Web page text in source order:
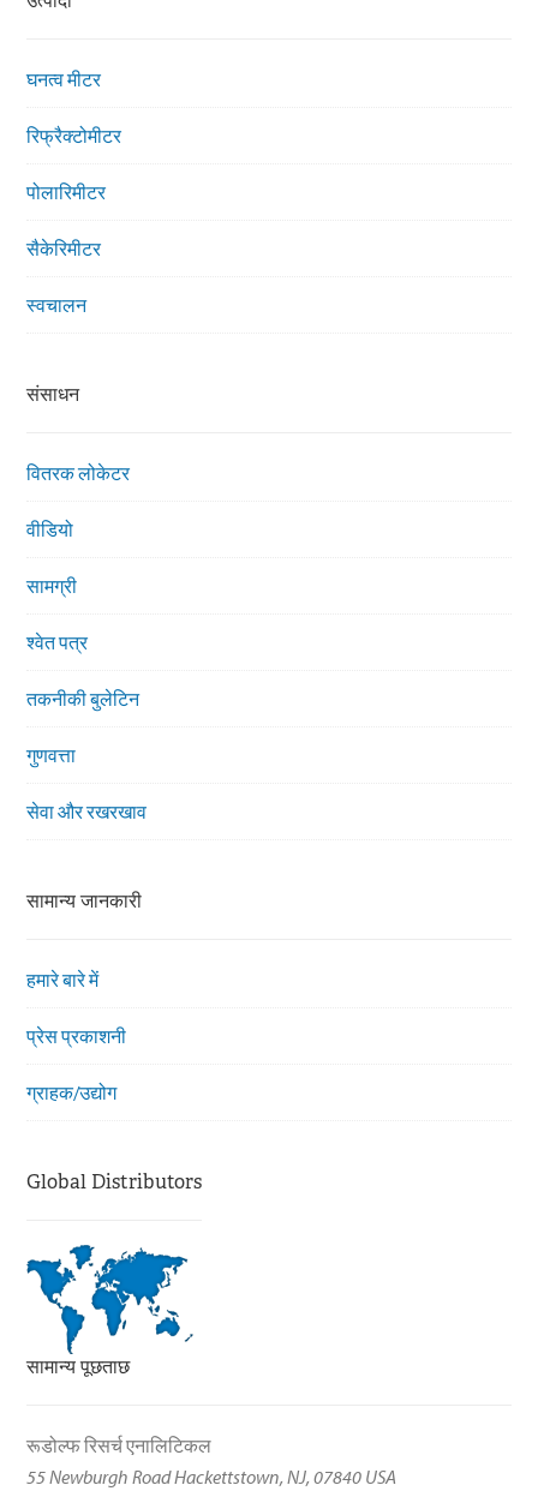
घनत्व मीटर
रिफ्रैक्टोमीटर
पोलारिमीटर
सैकेरिमीटर
स्वचालन
संसाधन
वितरक लोकेटर
वीडियो
सामग्री
श्वेत पत्र
तकनीकी बुलेटिन
गुणवत्ता
सेवा और रखरखाव
सामान्य जानकारी
हमारे बारे में
प्रेस प्रकाशनी
ग्राहक/उद्योग
Global Distributors
सामान्य पूछताछ
रूडोल्फ रिसर्च एनालिटिकल
55 Newburgh Road Hackettstown, NJ, 07840 USA